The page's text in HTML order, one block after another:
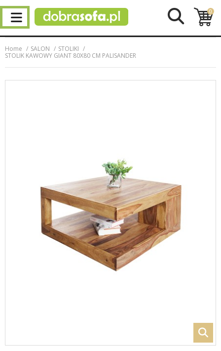
0
Home SALON
STOLIKI
STOLIK KAWOWY GIANT 80X80 CM PALISANDER